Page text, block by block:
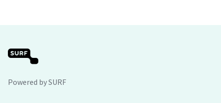
Powered by SURF